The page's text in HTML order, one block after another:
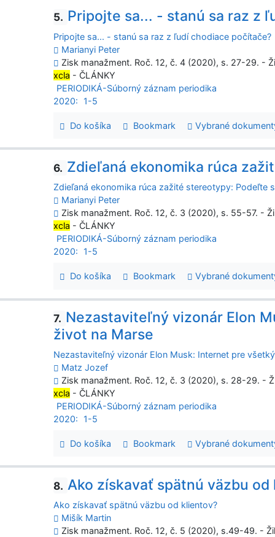
5. Pripojte sa... - stanú sa raz z
Pripojte sa... - stanú sa raz z ľudí chodiace počítače?
Marianyi Peter
Zisk manažment. Roč. 12, č. 4 (2020), s. 27-29. -
xcla - ČLÁNKY
PERIODIKÁ-Súborný záznam periodika
2020:
1-5
Do košíka Bookmark Vybrané
6. Zdieľaná ekonomika rúca
Zdieľaná ekonomika rúca zažité stereotypy: Podeľte
Marianyi Peter
Zisk manažment. Roč. 12, č. 3 (2020), s. 55-57. -
xcla - ČLÁNKY
PERIODIKÁ-Súborný záznam periodika
2020:
1-5
Do košíka Bookmark Vybrané
7. Nezastaviteľný vizonár Elon
život na Marse
Nezastaviteľný vizonár Elon Musk: Internet pre
Matz Jozef
Zisk manažment. Roč. 12, č. 3 (2020), s. 28-29. -
xcla - ČLÁNKY
PERIODIKÁ-Súborný záznam periodika
2020:
1-5
Do košíka Bookmark Vybrané
8. Ako získavať spätnú väzbu
Ako získavať spätnú väzbu od klientov?
Mišík Martin
Zisk manažment. Roč. 12, č. 5 (2020), s.49-49. -